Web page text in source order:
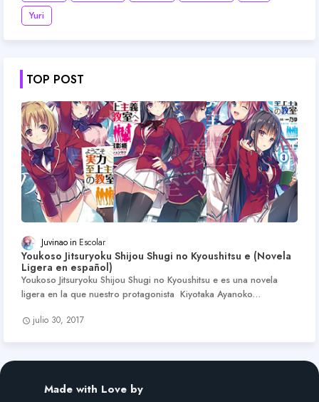
Yuri
TOP POST
Juvinao Escolar
Youkoso Jitsuryoku Shijou Shugi no Kyoushitsu e (Novela
Ligera en español)
Youkoso Jitsuryoku Shijou Shugi no Kyoushitsu e es una novela
ligera en la que nuestro protagonista Kiyotaka Ayanoko…
julio 30, 2017
Made with Love by